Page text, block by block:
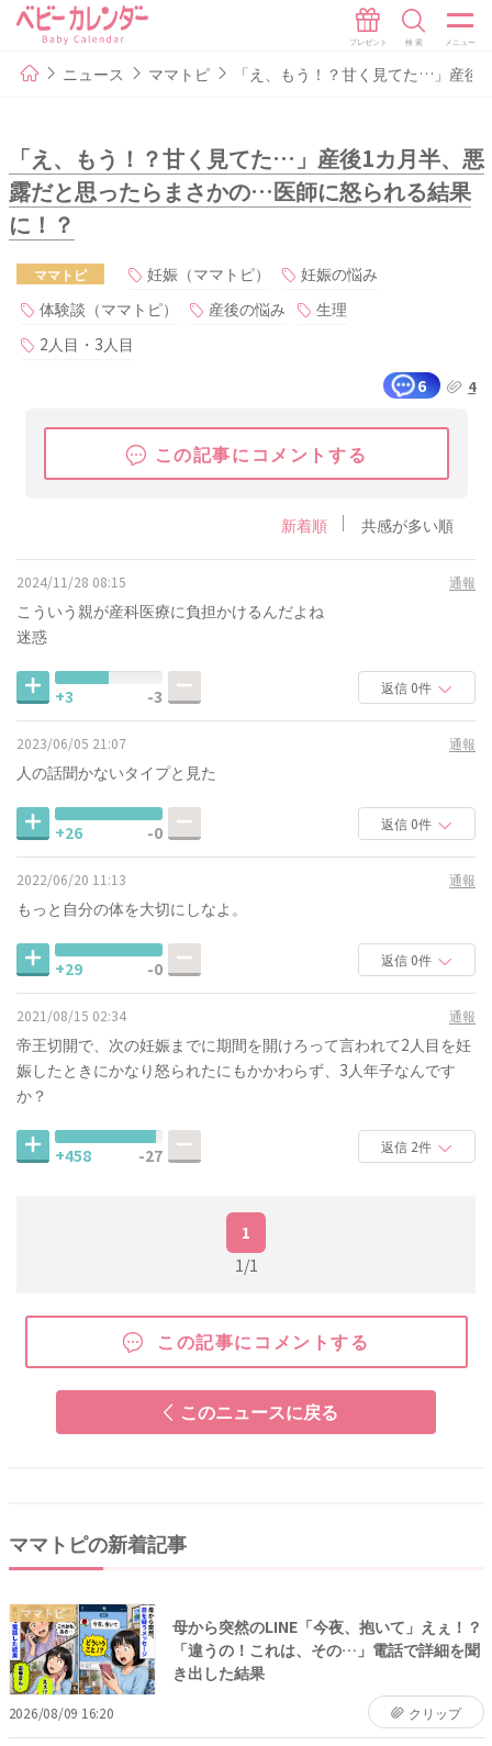
ニュース ママトピ 「え、もう！？甘く見てた…」産
「え、もう！？甘く見てた…」産後1カ月半、悪
露だと思ったらまさかの…医師に怒られる結果
に！？
ママトピ 妊娠（ママトピ）
妊娠の悩み
体験談（ママトピ）
産後の悩み
生理
2人目・3人目
6
4
この記事にコメントする
新着順 共感が多い順
2024/11/28 08:15 通報
こういう親が産科医療に負担かけるんだよね
迷惑
+3 -3 返信 0件
2023/06/05 21:07 通報
人の話聞かないタイプと見た
+26 -0 返信 0件
2022/06/20 11:13 通報
もっと自分の体を大切にしなよ。
+29 -0 返信 0件
2021/08/15 02:34 通報
帝王切開で、次の妊娠までに期間を開けろって言われて2人目を妊
娠したときにかなり怒られたにもかかわらず、3人年子なんです
か？
+458 -27 返信 2件
1
1/1
この記事にコメントする
このニュースに戻る
ママトピの新着記事
ママトピ
母から突然のLINE「今夜、抱いて」えぇ！？
「違うの！これは、その…」電話で詳細を聞
き出した結果
2026/08/09 16:20 クリップ